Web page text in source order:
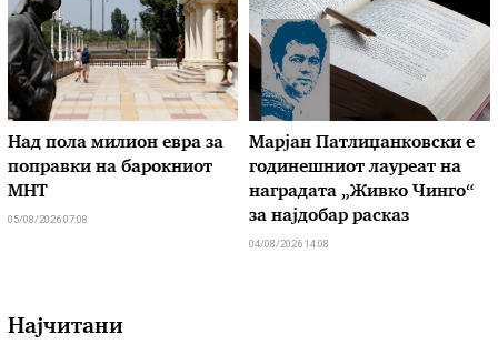
Над пола милион евра за
поправки на барокниот
МНТ
05/08/2026 07:08
Марјан Патлиџанковски е
годинешниот лауреат на
наградата „Живко Чинго“
за најдобар расказ
04/08/2026 14:08
Најчитани